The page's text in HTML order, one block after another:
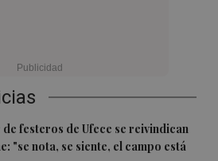
festeros de Ufece se reivindican
"se nota, se siente, el campo está